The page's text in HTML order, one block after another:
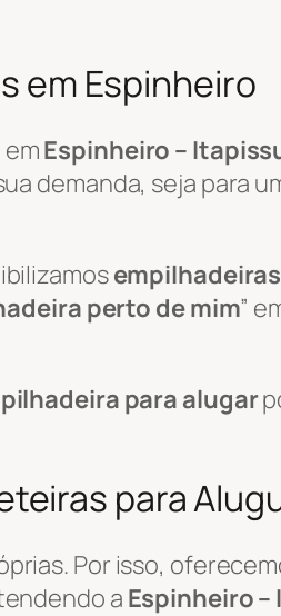
em Espinheiro
emEspinheiro –
demanda, seja para
perto de mim”
para alugar
para
Por isso,
a Espinheiro –